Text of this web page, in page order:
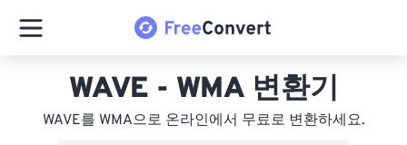
WAVE - WMA 변환기
WAVE를 WMA으로 온라인에서 무료로 변환하세요.